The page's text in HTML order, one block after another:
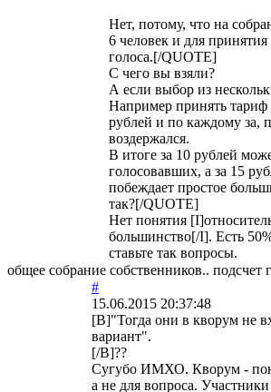
Нет, потому, что на
6 человек и для
голоса.[/QUOTE]
С чего вы взяли?
А если выбор из
Например принять тариф
рублей и по каждому за,
воздержался.
В итоге за 10 рублей
голосовавших, а за 15
побеждает простое
так?[/QUOTE]
Нет понятия
большинство[/I]. Есть
ставьте так вопросы.
общее собрание собственников.. подсчет
#
15.06.2015 20:37:48
[B]"Тогда они в кворум не
вариант".
[/B]??
Сугубо ИМХО. Кворум -
а не для вопроса.